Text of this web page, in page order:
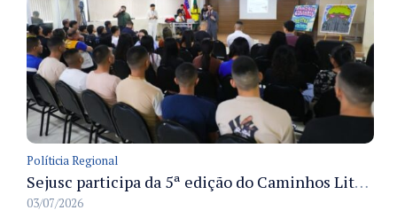
Políticia Regional
Sejusc participa da 5ª edição do Caminhos Literários com foco na cultura hip-hop nas unidades socioeducativas
03/07/2026